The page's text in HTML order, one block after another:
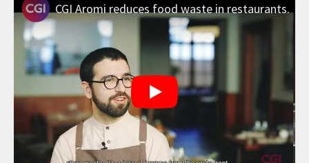
CGI Aromi reduces food waste in restaurants.